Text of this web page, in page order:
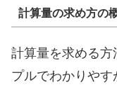
計算量の求め方の
計算量を求める
プルでわかりやす